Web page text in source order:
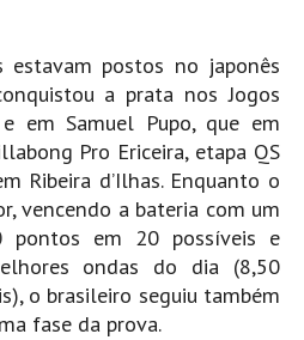
postos no japonês
a prata nos Jogos
em Samuel Pupo, que em
Pro Ericeira, etapa QS
Ribeira d’Ilhas. Enquanto o
vencendo a bateria com um
em 20 possíveis e
ondas do dia (8,50
o brasileiro seguiu também
fase da prova.